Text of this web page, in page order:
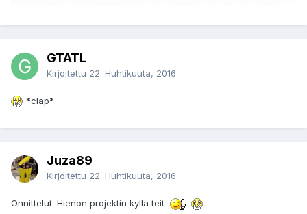
GTATL
Kirjoitettu 22. Huhtikuuta, 2016
*clap*
Juza89
Kirjoitettu 22. Huhtikuuta, 2016
Onnittelut. Hienon projektin kyllä teit